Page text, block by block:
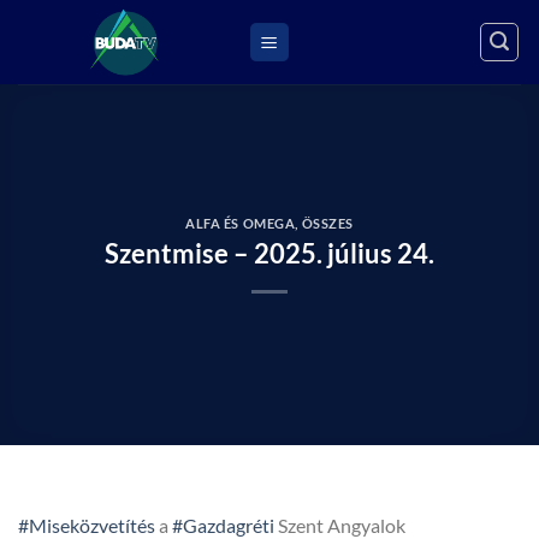
ALFA ÉS OMEGA ÖSSZES
Szentmise – 2025. július 24.
#Miseközvetítésa #Gazdagréti Szent Angyalok